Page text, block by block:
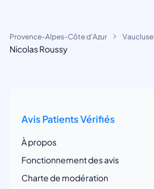
Provence-Alpes-Côte d'Azur Vaucluse
Nicolas Roussy
Avis Patients Vérifiés
À propos
Fonctionnement des avis
Charte de modération